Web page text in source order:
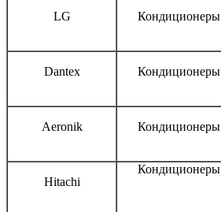
LG
Кондиционеры
Dantex
Кондиционеры
Aeronik
Кондиционеры
Hitachi
Кондиционеры